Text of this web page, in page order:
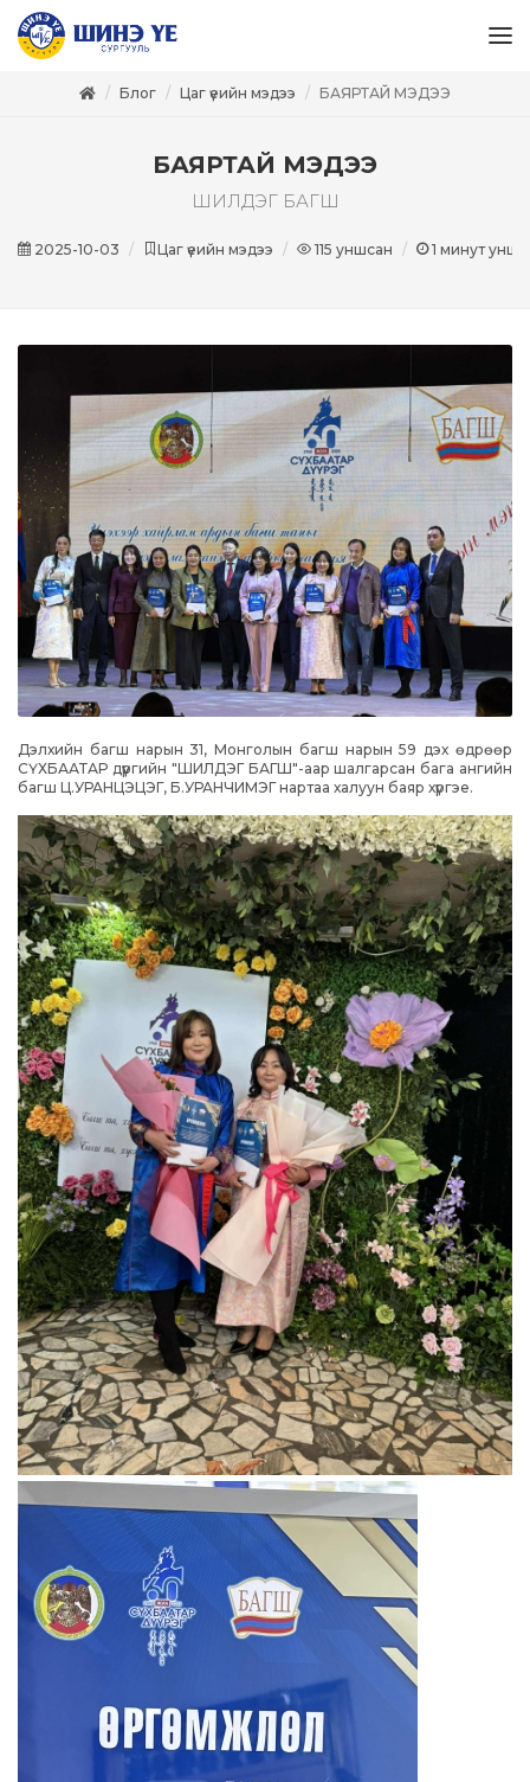
Блог Цаг үеийн мэдээ БАЯРТАЙ МЭДЭЭ
БАЯРТАЙ МЭДЭЭ
ШИЛДЭГ БАГШ
2025-10-03 Цаг үеийн мэдээ 115 уншсан 1 минут
Дэлхийн багш нарын 31, Монголын багш нарын 59 дэх өдрөөр
СҮХБААТАР дүүргийн "ШИЛДЭГ БАГШ"-аар шалгарсан бага ангийн
багш Ц.УРАНЦЭЦЭГ, Б.УРАНЧИМЭГ нартаа халуун баяр хүргэе.